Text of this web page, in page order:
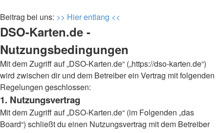
Beitrag bei uns: >> Hier entlang <<
DSO-Karten.de -
Nutzungsbedingungen
Mit dem Zugriff auf „DSO-Karten.de“ („https://dso-karten.de“)
wird zwischen dir und dem Betreiber ein Vertrag mit folgenden
Regelungen geschlossen:
1. Nutzungsvertrag
Mit dem Zugriff auf „DSO-Karten.de“ (im Folgenden „das
Board“) schließt du einen Nutzungsvertrag mit dem Betreiber